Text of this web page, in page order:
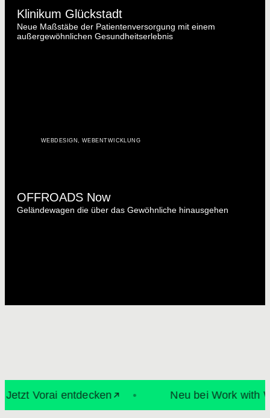
Klinikum Glückstadt
Neue Maßstäbe der Patientenversorgung mit einem
außergewöhnlichen Gesundheitserlebnis
WEBDESIGN WEBENTWICKLUNG
OFFROADS Now
Geländewagen die über das Gewöhnliche hinausgehen
Vorai entdecken • Neu bei Work with